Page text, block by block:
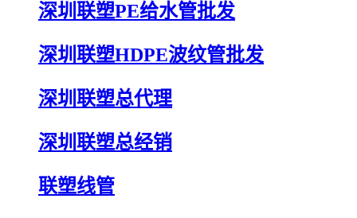
深圳联塑PE给水管批发
深圳联塑HDPE波纹管批发
深圳联塑总代理
深圳联塑总经销
联塑线管